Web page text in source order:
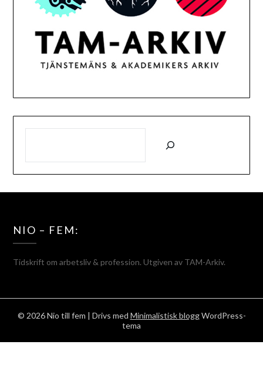
NIO – FEM:
Tidskrift om arbetsliv & profession. Utgiven av TAM-Arkiv.
© 2026 Nio till fem | Drivs med Minimalistisk bloggWordPress-
tema